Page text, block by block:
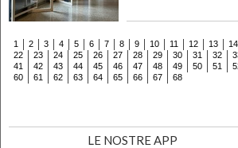
1 2 3 4 5 6 7 8 9 10 11 12 13 14
22
23 24 25 26 27 28 29 30 31 32
41
42 43 44 45 46 47 48 49 50 51
60
61 62 63 64 65 66 67
68
LE NOSTRE APP